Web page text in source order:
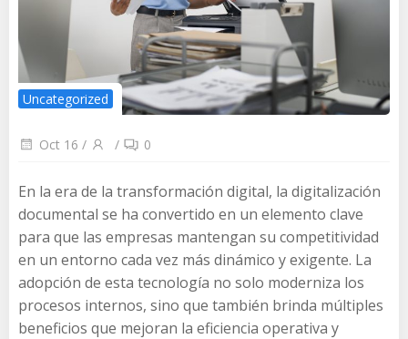
Uncategorized
Oct 16 / / 0
En la era de la transformación digital, la digitalización
documental se ha convertido en un elemento clave
para que las empresas mantengan su competitividad
en un entorno cada vez más dinámico y exigente. La
adopción de esta tecnología no solo moderniza los
procesos internos, sino que también brinda múltiples
beneficios que mejoran la eficiencia operativa y